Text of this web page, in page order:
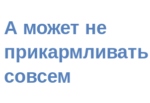
А может не
совсем